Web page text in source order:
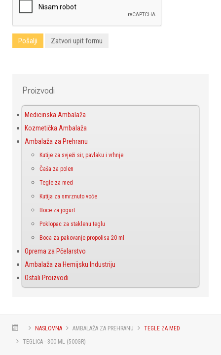
Pošalji Zatvori upit formu
Proizvodi
Medicinska Ambalaža
Kozmetička Ambalaža
Ambalaža za Prehranu
Kutije za svježi sir, pavlaku i vrhnje
Čaša za polen
Tegle za med
Kutija za smrznuto voće
Boce za jogurt
Poklopac za staklenu teglu
Boca za pakovanje propolisa 20 ml
Oprema za Pčelarstvo
Ambalaža za Hemijsku Industriju
Ostali Proizvodi
NASLOVNA AMBALAŽA ZA PREHRANU
TEGLE ZA MED
TEGLICA - 300 ML (500GR)